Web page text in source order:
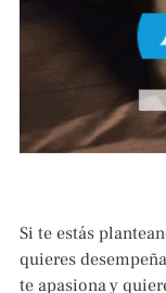
Si te estás
quieres
te apasiona y